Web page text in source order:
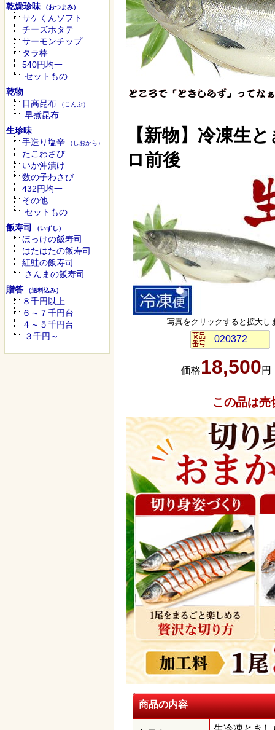
乾燥珍味 （おつまみ）
サケくんソフト
チーズホタテ
サーモンチップ
タラ棒
540円均一
セットもの
乾物
日高昆布 （こんぶ）
早煮昆布
生珍味
手造り塩辛 （しおから）
たこわさび
いか沖漬け
数の子わさび
432円均一
その他
セットもの
飯寿司
（いずし）
ほっけの飯寿司
はたはたの飯寿司
紅鮭の飯寿司
さんまの飯寿司
贈答 （送料込み）
８千円以上
６～７千円台
４～５千円台
３千円～
【新物】冷凍生
ロ前後
写真をクリックすると拡大し
020372
価格18,500円
この品は売
商品の内容